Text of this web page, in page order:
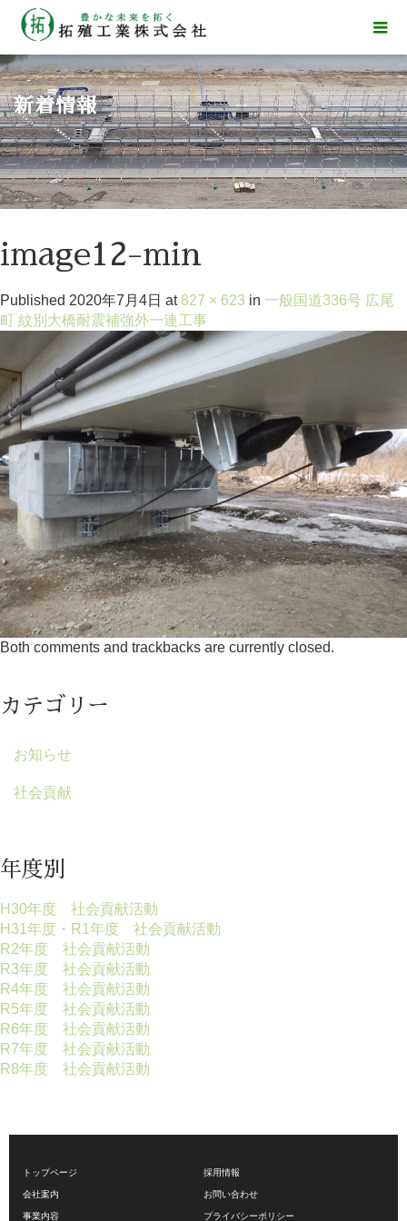
新着情報
image12-min
Published 2020年7月4日 at827 × 623 in 一般国道336号 広尾
町 紋別大橋耐震補強外一連工事
Both comments and trackbacks are currently closed.
カテゴリー
お知らせ
社会貢献
年度別
H30年度 社会貢献活動
H31年度・R1年度 社会貢献活動
R2年度 社会貢献活動
R3年度 社会貢献活動
R4年度 社会貢献活動
R5年度 社会貢献活動
R6年度 社会貢献活動
R7年度 社会貢献活動
R8年度 社会貢献活動
トップページ
会社案内
事業内容
採用情報
お問い合わせ
プライバシーポリシー